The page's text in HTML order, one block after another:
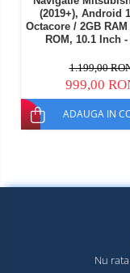
(2019+), Android
Octacore / 2GB RAM
ROM, 10.1 Inch -
1.199,00
999,00
ADAUGA IN
Nu